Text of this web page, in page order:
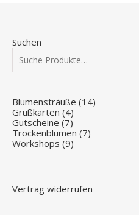
Suchen
Blumensträuße 1414 Produkte
Grußkarten 44 Produkte
Gutscheine 77 Produkte
Trockenblumen 77 Produkte
Workshops 99 Produkte
Vertrag widerrufen